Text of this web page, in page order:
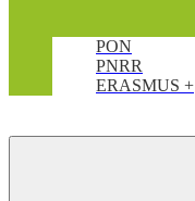
PON
PNRR
ERASMUS +